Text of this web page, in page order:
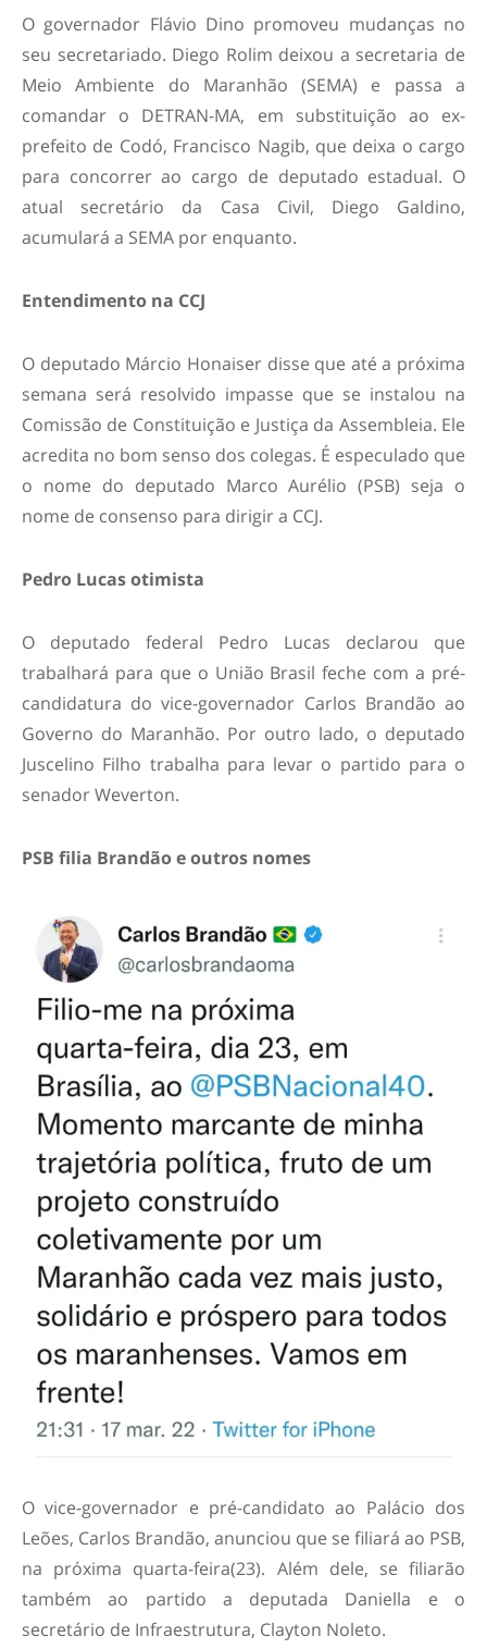
O governador Flávio Dino promoveu mudanças no
seu secretariado. Diego Rolim deixou a secretaria de
Meio Ambiente do Maranhão (SEMA) e passa a
comandar o DETRAN-MA, em substituição ao ex-
prefeito de Codó, Francisco Nagib, que deixa o cargo
para concorrer ao cargo de deputado estadual. O
atual secretário da Casa Civil, Diego Galdino,
acumulará a SEMA por enquanto.
Entendimento na CCJ
O deputado Márcio Honaiser disse que até a próxima
semana será resolvido impasse que se instalou na
Comissão de Constituição e Justiça da Assembleia. Ele
acredita no bom senso dos colegas. É especulado que
o nome do deputado Marco Aurélio (PSB) seja o
nome de consenso para dirigir a CCJ.
Pedro Lucas otimista
O deputado federal Pedro Lucas declarou que
trabalhará para que o União Brasil feche com a pré-
candidatura do vice-governador Carlos Brandão ao
Governo do Maranhão. Por outro lado, o deputado
Juscelino Filho trabalha para levar o partido para o
senador Weverton.
PSB filia Brandão e outros nomes
O vice-governador e pré-candidato ao Palácio dos
Leões, Carlos Brandão, anunciou que se filiará ao PSB,
na próxima quarta-feira(23). Além dele, se filiarão
também ao partido a deputada Daniella e o
secretário de Infraestrutura, Clayton Noleto.